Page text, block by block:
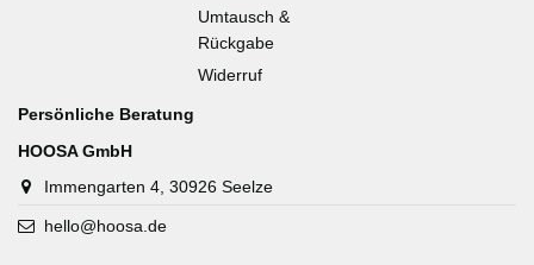
Umtausch &
Rückgabe
Widerruf
Persönliche Beratung
HOOSA GmbH
Immengarten 4, 30926 Seelze
hello@hoosa.de